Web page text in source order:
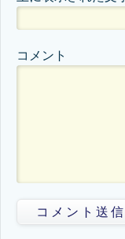
コメント
コメント送信